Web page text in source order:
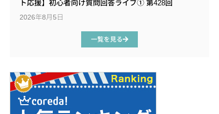
ト応援】初心者向け質問回答ライブ① 第428回
2026年8月5日
一覧を見る